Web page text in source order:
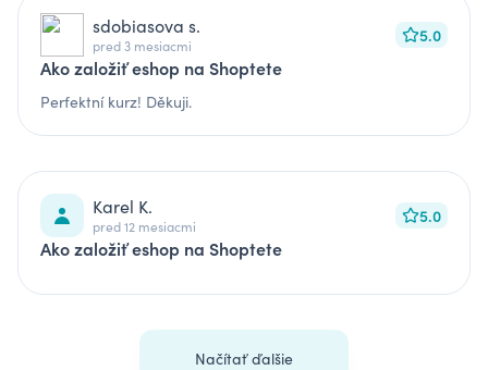
sdobiasova s.
pred 3 mesiacmi 5.0
Ako založiť eshop na Shoptete
Perfektní kurz! Děkuji.
Karel K.
pred 12 mesiacmi 5.0
Ako založiť eshop na Shoptete
Načítať ďalšie